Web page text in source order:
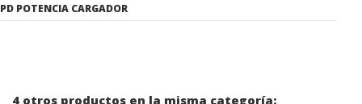
PD POTENCIA CARGADOR
4 otros productos en la misma categoría: